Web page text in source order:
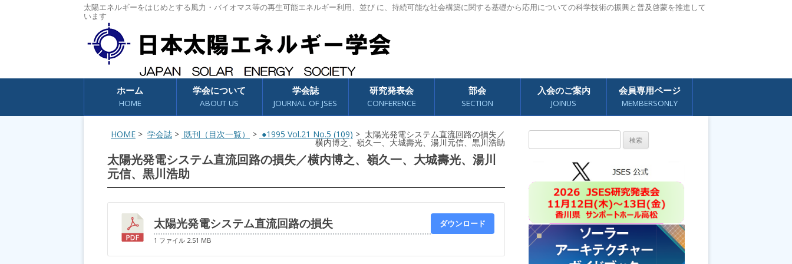
太陽エネルギーをはじめとする風力・バイオマス等の再生可能エネルギー利用、並び に、持続可能な社会構築に関する基礎から応用についての科学技術の振興と普及啓蒙を推進して
います
コンテンツへスキップ
ホーム
HOME
学会について
ABOUT US
学会誌
JOURNAL OF JSES
研究発表会
CONFERENCE
部会
SECTION
入会のご案内
JOINUS
会員専用ページ
MEMBERSONLY
HOME > 学会誌 > 既刊（目次一覧） > ●1995 Vol.21 No.5 (109) > 太陽光発電システム直流回路の損失／
横内博之、嶺久一、大城壽光、湯川元信、黒川浩助
太陽光発電システム直流回路の損失／横内博之、嶺久一、大城壽光、湯川
元信、黒川浩助
太陽光発電システム直流回路の損失
1 ファイル 2.51 MB
ダウンロード
索: